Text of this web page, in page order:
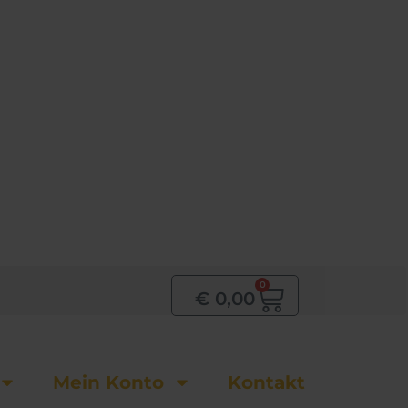
€ 0,00
0
Mein Konto Kontakt